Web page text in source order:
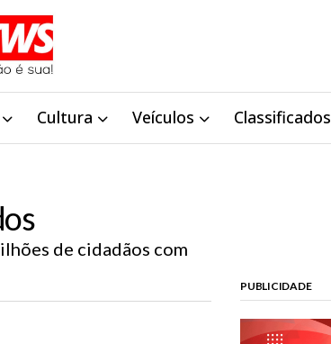
Cultura Veículos Classificados
de cidadãos com
PUBLICIDADE